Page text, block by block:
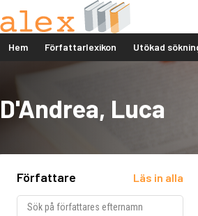
Hem Författarlexikon Utökad
D'Andrea, Luca
Författare Läs in alla